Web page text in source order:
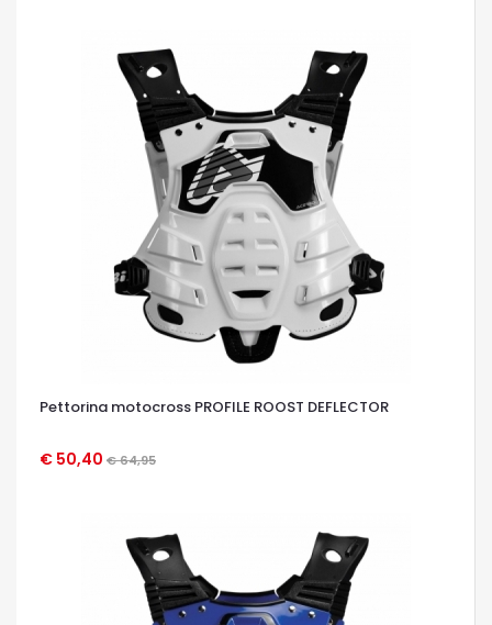
Pettorina motocross PROFILE ROOST DEFLECTOR
€ 50,40 € 64,95
OCCHIATA VELOCE